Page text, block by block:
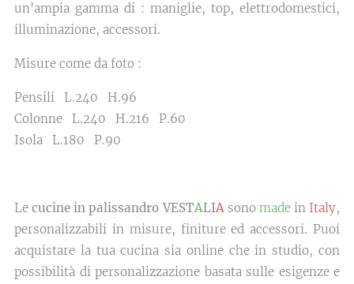
un'ampia gamma di : maniglie, top, elettrodomestici,
illuminazione, accessori.
Misure come da foto :
Pensili L.240 H.96
Colonne L.240 H.216 P.60
Isola L.180 P.90
Lecucine in palissandro VESTALIAsono madein Italy,
personalizzabili in misure, finiture ed accessori. Puoi
acquistare la tua cucina sia online che in studio, con
possibilità di personalizzazione basata sulle esigenze e